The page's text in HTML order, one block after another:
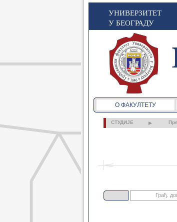
УНИВЕРЗИТЕТ
У БЕОГРАДУ
О ФАКУЛТЕТУ
СТУДИЈЕ
Грађ.